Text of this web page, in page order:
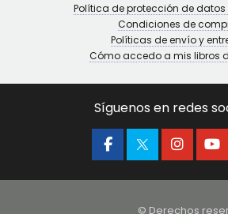
Política de protección de datos
Condiciones de
Políticas de envío y
Cómo accedo a mis libros
Síguenos en redes
© Derechos